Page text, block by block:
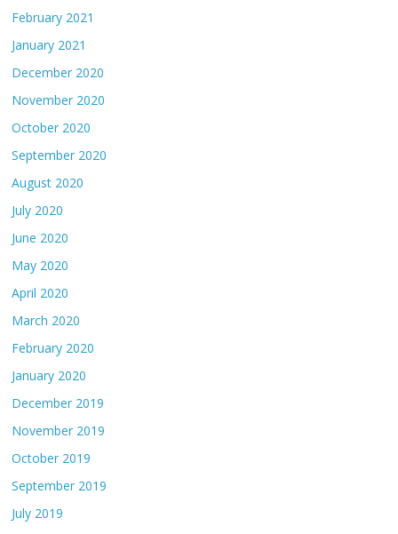
February 2021
January 2021
December 2020
November 2020
October 2020
September 2020
August 2020
July 2020
June 2020
May 2020
April 2020
March 2020
February 2020
January 2020
December 2019
November 2019
October 2019
September 2019
July 2019